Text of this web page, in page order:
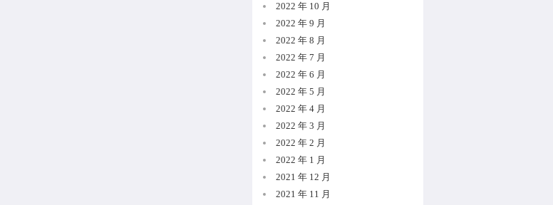
2022 年 10 月
2022 年 9 月
2022 年 8 月
2022 年 7 月
2022 年 6 月
2022 年 5 月
2022 年 4 月
2022 年 3 月
2022 年 2 月
2022 年 1 月
2021 年 12 月
2021 年 11 月